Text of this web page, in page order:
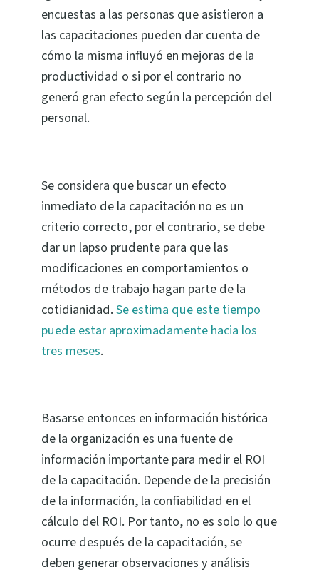
encuestas a las personas que asistieron a
las capacitaciones pueden dar cuenta de
cómo la misma influyó en mejoras de la
productividad o si por el contrario no
generó gran efecto según la percepción del
personal.
Se considera que buscar un efecto
inmediato de la capacitación no es un
criterio correcto, por el contrario, se debe
dar un lapso prudente para que las
modificaciones en comportamientos o
métodos de trabajo hagan parte de la
cotidianidad.Se estima que este tiempo
puede estar aproximadamente hacia los
tres meses.
Basarse entonces en información histórica
de la organización es una fuente de
información importante para medir el ROI
de la capacitación. Depende de la precisión
de la información, la confiabilidad en el
cálculo del ROI. Por tanto, no es solo lo que
ocurre después de la capacitación, se
deben generar observaciones y análisis